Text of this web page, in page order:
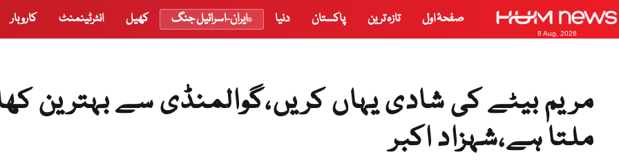
8 Aug, 2026
صفحۂ اول تازہ ترین پاکستان دنیا ایران-اسرائیل جنگ کھیل انٹرٹینمنٹ کاروبار
مریم بیٹے کی شادی یہاں کریں،گوالمنڈی سے بہترین
ملتا ہے،شہزاد اکبر